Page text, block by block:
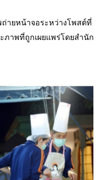
ายหน้าจอระหว่างโพสต์ที่
ภาพที่ถูกเผยแพร่โดยสำนัก